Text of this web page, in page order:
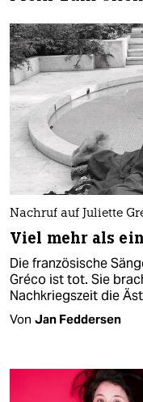
Nachruf auf Juliette
Viel mehr als
Die französische
Gréco ist tot. Sie
Nachkriegszeit die
Von Jan Feddersen